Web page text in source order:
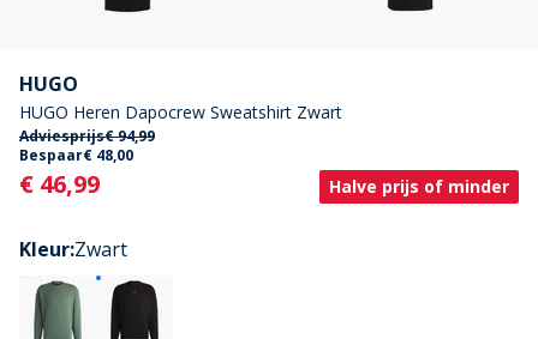
HUGO
HUGO Heren Dapocrew Sweatshirt Zwart
Adviesprijs€ 94,99
Bespaar€ 48,00
Current
€ 46,99 Halve prijs of minder
Kleur:Zwart